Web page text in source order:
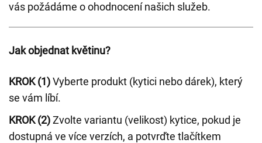
vás požádáme o ohodnocení našich služeb.
Jak objednat květinu?
KROK (1)Vyberte produkt (kytici nebo dárek), který
se vám líbí.
KROK (2)Zvolte variantu (velikost) kytice, pokud je
dostupná ve více verzích, a potvrďte tlačítkem